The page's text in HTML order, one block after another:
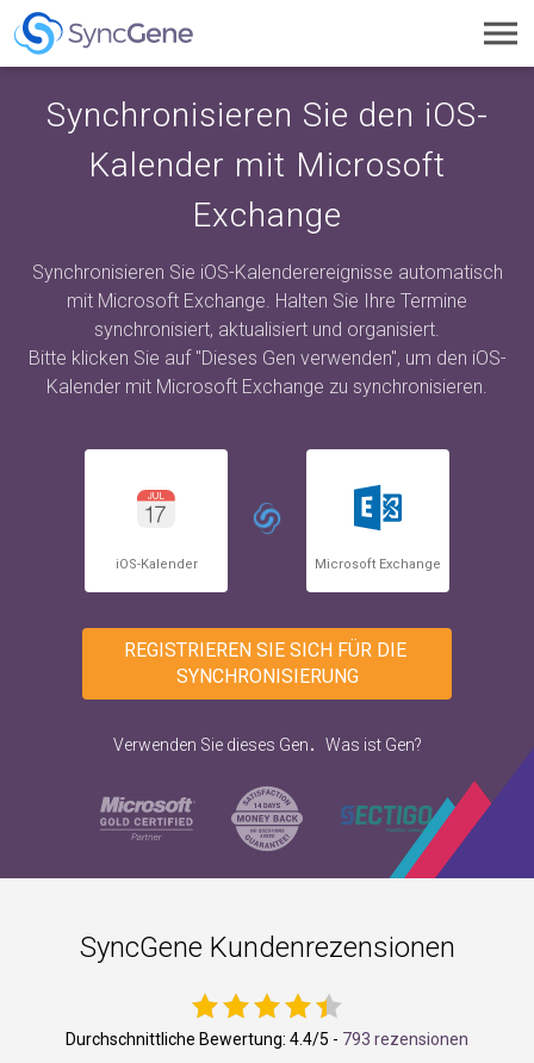
Synchronisieren Sie den iOS-
Kalender mit Microsoft
Exchange
Synchronisieren Sie iOS-Kalenderereignisse automatisch
mit Microsoft Exchange. Halten Sie Ihre Termine
synchronisiert, aktualisiert und organisiert.
Bitte klicken Sie auf "Dieses Gen verwenden", um den iOS-
Kalender mit Microsoft Exchange zu synchronisieren.
iOS-Kalender Microsoft Exchange
REGISTRIEREN SIE SICH FÜR DIE
SYNCHRONISIERUNG
Verwenden Sie dieses Gen. Was ist Gen?
SyncGene Kundenrezensionen
Durchschnittliche Bewertung: 4.4/5 - 793 rezensionen